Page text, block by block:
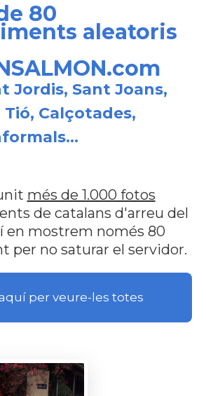
80
aleatoris
Jordis, Sant Joans,
Calçotades,
més de 1.000 fotos
de catalans d'arreu del
en mostrem només 80
per no saturar el servidor.
per veure-les totes